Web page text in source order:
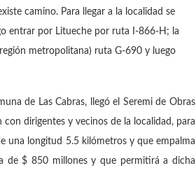
camino. Para llegar a la localidad se
entrar por Litueche por ruta I-866-H; la
metropolitana) ruta G-690 y luego
de Las Cabras, llegó el Seremi de Obras
dirigentes y vecinos de la localidad, para
una longitud 5.5 kilómetros y que empalma
de $ 850 millones y que permitirá a dicha